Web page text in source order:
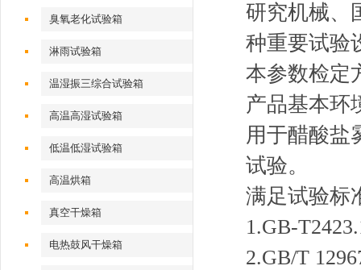
臭氧老化试验箱
淋雨试验箱
温湿振三综合试验箱
高温高湿试验箱
低温低湿试验箱
高温烘箱
真空干燥箱
电热鼓风干燥箱
研究机械、
种重要试验
本参数检定
产品基本环
用于醋酸盐
试验。
满足试验
1.GB-
2.GB/T